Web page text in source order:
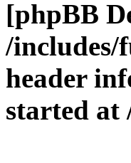
[phpBB
/includes/
header
started at